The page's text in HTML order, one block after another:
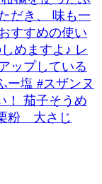
！ 茄子そうめ
粉 大さじ